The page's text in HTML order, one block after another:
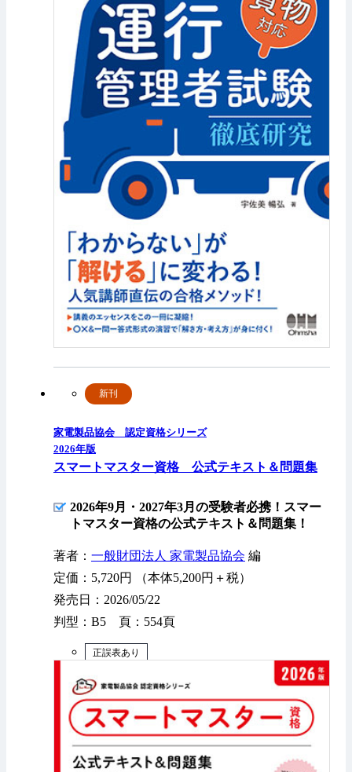
家電製品協会 認定資格シリーズ
2026年版
スマートマスター資格 公式テキスト＆問題集
新刊
2026年9月・2027年3月の受験者必携！スマー
トマスター資格の公式テキスト＆問題集！
著者： 一般財団法人 家電製品協会 編
定価：5,720円 （本体5,200円＋税）
発売日：2026/05/22
判型：B5 頁：554頁
正誤表あり